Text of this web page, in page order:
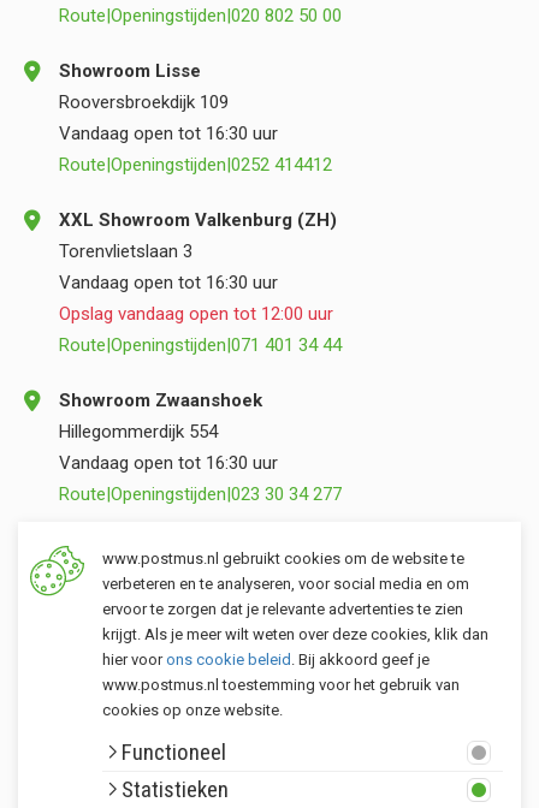
Klantenservice
Postmus merken
Route|Openingstijden|020 802 50 00
Showroom Lisse
Rooversbroekdijk 109
Vandaag open tot 16:30 uur
Route|Openingstijden|0252 414412
XXL Showroom Valkenburg (ZH)
Torenvlietslaan 3
Vandaag open tot 16:30 uur
Opslag vandaag open tot 12:00 uur
Route|Openingstijden|071 401 34 44
Showroom Zwaanshoek
Hillegommerdijk 554
Vandaag open tot 16:30 uur
Route|Openingstijden|023 30 34 277
Opslag Valkenburg (ZH)
Torenvlietslaan 3
Vandaag open tot 12:00 uur
Route|Openingstijden |071 401 34 44
www.postmus.nl gebruikt cookies om de website te
verbeteren en te analyseren, voor social media en om
ervoor te zorgen dat je relevante advertenties te zien
krijgt. Als je meer wilt weten over deze cookies, klik dan
hier voorons cookie beleid . Bij akkoord geef je
www.postmus.nl toestemming voor het gebruik van
cookies op onze website.
Functioneel
Statistieken